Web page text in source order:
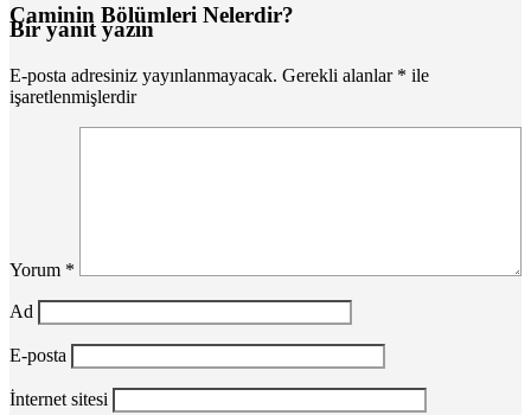
Caminin Bölümleri Nelerdir?
Bir yanıt yazın
E-posta adresiniz yayınlanmayacak. Gerekli alanlar * ile
işaretlenmişlerdir
Yorum *
Ad
E-posta
İnternet sitesi